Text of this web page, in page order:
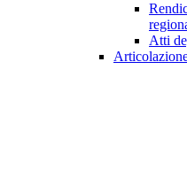
Atti